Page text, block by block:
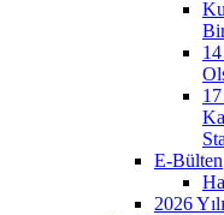
E-Bülten
2026